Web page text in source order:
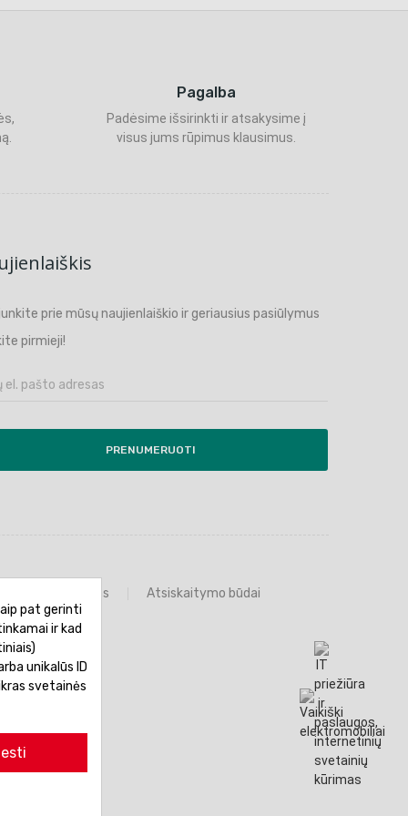
Pagalba
Padėsime išsirinkti ir atsakysime į
visus jums rūpimus klausimus.
prie mūsų naujienlaiškio ir geriausius pasiūlymus
pirmieji!
PRENUMERUOTI
Prekių grąžinimas Atsiskaitymo būdai
pat gerinti
ir kad
unikalūs ID
svetainės